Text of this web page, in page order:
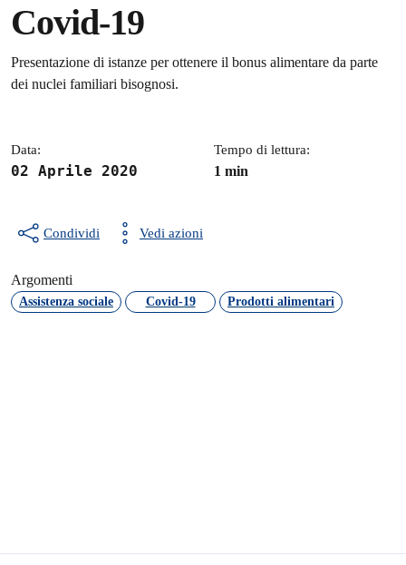
Covid-19
Dettagli della notizia
Presentazione di istanze per ottenere il bonus alimentare da parte
dei nuclei familiari bisognosi.
Data:
02 Aprile 2020
Tempo di lettura:
1 min
Condividi Vedi azioni
Argomenti
Assistenza sociale Covid-19 Prodotti alimentari